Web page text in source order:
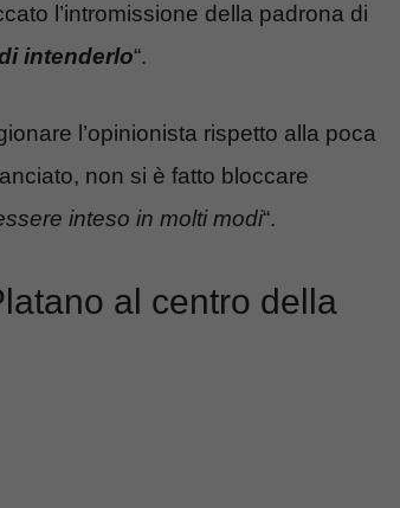
l’intromissione della padrona di
intenderlo“.
l’opinionista rispetto alla poca
non si è fatto bloccare
inteso in molti modi“.
al centro della